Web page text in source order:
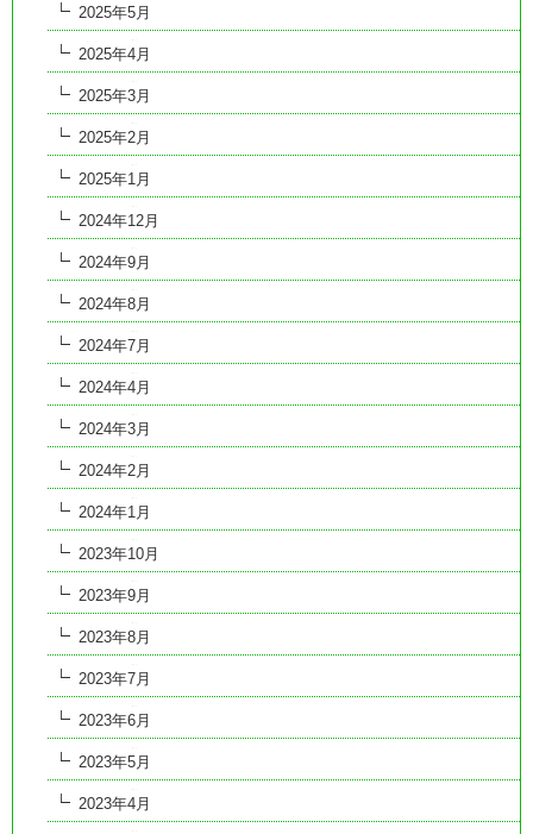
2025年5月
2025年4月
2025年3月
2025年2月
2025年1月
2024年12月
2024年9月
2024年8月
2024年7月
2024年4月
2024年3月
2024年2月
2024年1月
2023年10月
2023年9月
2023年8月
2023年7月
2023年6月
2023年5月
2023年4月